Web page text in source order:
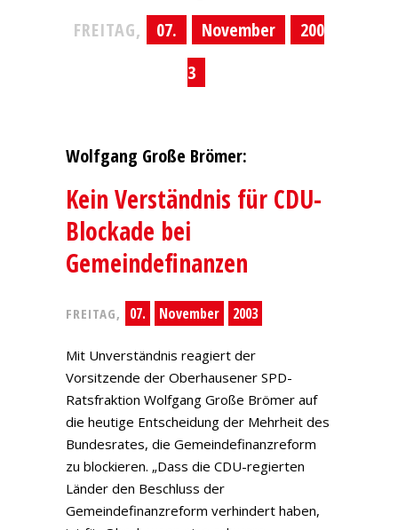
FREITAG,
07. November
200
3
Wolfgang Große Brömer:
Kein Verständnis für CDU-
Blockade bei
Gemeindefinanzen
FREITAG, 07. November 2003
Mit Unverständnis reagiert der
Vorsitzende der Oberhausener SPD-
Ratsfraktion Wolfgang Große Brömer auf
die heutige Entscheidung der Mehrheit des
Bundesrates, die Gemeindefinanzreform
zu blockieren. „Dass die CDU-regierten
Länder den Beschluss der
Gemeindefinanzreform verhindert haben,